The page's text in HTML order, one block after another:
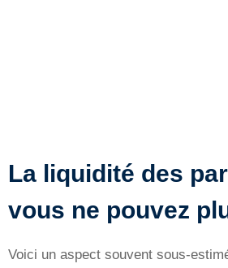
La liquidité des
vous ne pouvez
Voici un aspect souvent sous-